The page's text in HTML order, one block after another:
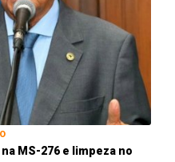
MS-276 e limpeza no